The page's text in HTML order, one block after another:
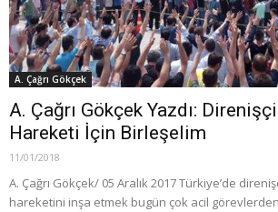
A. Çağrı Gökçek
A. Çağrı Gökçek Yazdı:
Hareketi İçin Birleşelim
11/01/2018
A. Çağrı Gökçek/ 05 Aralık 2017 Türkiye’de
hareketini inşa etmek bugün çok acil